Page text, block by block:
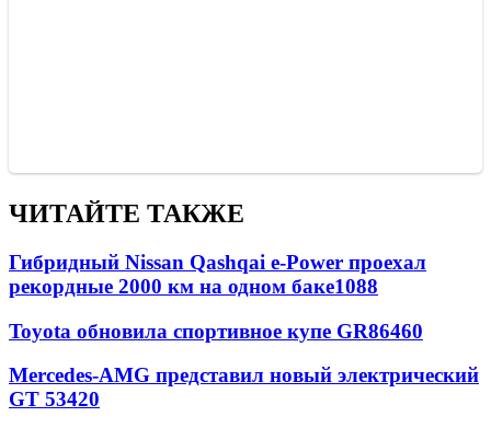
ЧИТАЙТЕ ТАКЖЕ
Гибридный Nissan Qashqai e-Power проехал
рекордные 2000 км на одном баке1088
Toyota обновила спортивное купе GR86460
Mercedes-AMG представил новый электрический
GT 53420